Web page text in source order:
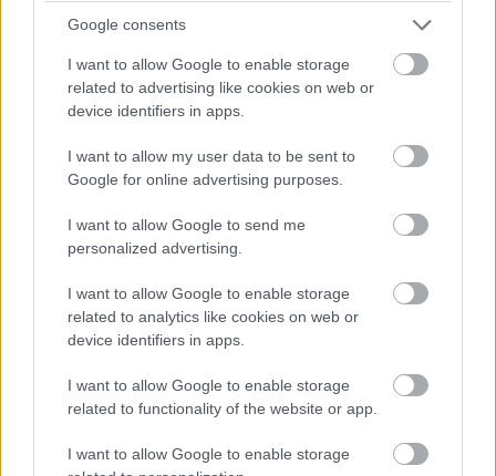
Google consents
I want to allow Google to enable storage
related to advertising like cookies on web or
device identifiers in apps.
I want to allow my user data to be sent to
Google for online advertising purposes.
I want to allow Google to send me
personalized advertising.
I want to allow Google to enable storage
related to analytics like cookies on web or
device identifiers in apps.
I want to allow Google to enable storage
related to functionality of the website or app.
I want to allow Google to enable storage
umiestnenie nástennej maľby, tapisérie, tapety alebo
umeleckého diela. Tento dizajn víta hravosť, či použijete
obraz, grafickú tapetu, elegantnú policovú zostavu, alebo
nafarbíte pôvodné obloženie odvážnou farbou.